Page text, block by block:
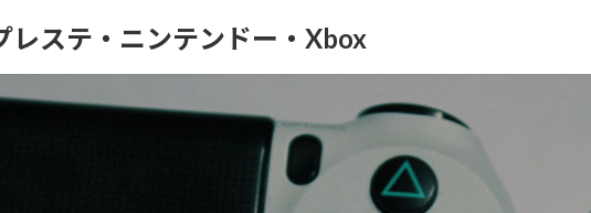
レステ・ニンテンドー・Xbox